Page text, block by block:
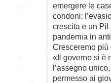
emergere le
condoni:
crescita e un Pil
pandemia in
Cresceremo
«Il governo si è
l’assegno
permesso ai